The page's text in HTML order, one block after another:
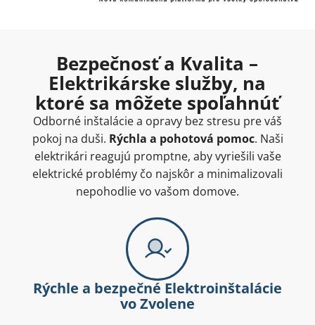
Bezpečnosť a Kvalita –
Elektrikárske služby, na
ktoré sa môžete spoľahnúť
Odborné inštalácie a opravy bez stresu pre váš
pokoj na duši. Rýchla a pohotová pomoc. Naši
elektrikári reagujú promptne, aby vyriešili vaše
elektrické problémy čo najskôr a minimalizovali
nepohodlie vo vašom domove.
Rýchle a bezpečné Elektroinštalácie
vo Zvolene